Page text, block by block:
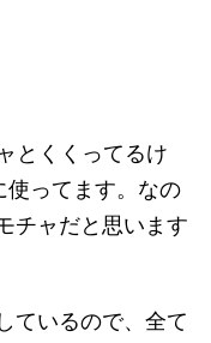
とくくってるけ
使ってます。なの
チャだと思います
ているので、全て